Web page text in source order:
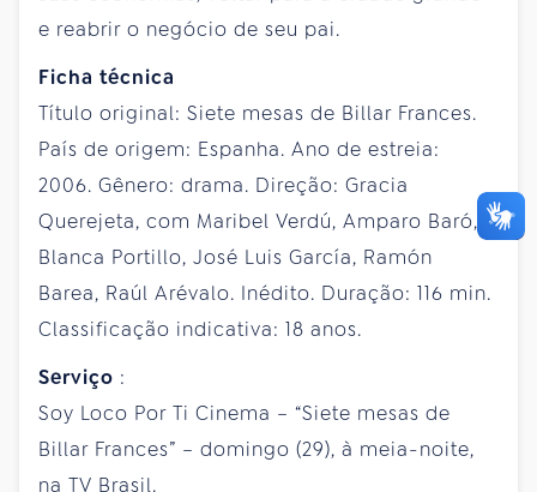
e reabrir o negócio de seu pai.
Ficha técnica
Título original: Siete mesas de Billar Frances.
País de origem: Espanha. Ano de estreia:
2006. Gênero: drama. Direção: Gracia
Querejeta, com Maribel Verdú, Amparo Baró,
Blanca Portillo, José Luis García, Ramón
Barea, Raúl Arévalo. Inédito. Duração: 116 min.
Classificação indicativa: 18 anos.
Serviço :
Soy Loco Por Ti Cinema – “Siete mesas de
Billar Frances” – domingo (29), à meia-noite,
na TV Brasil.